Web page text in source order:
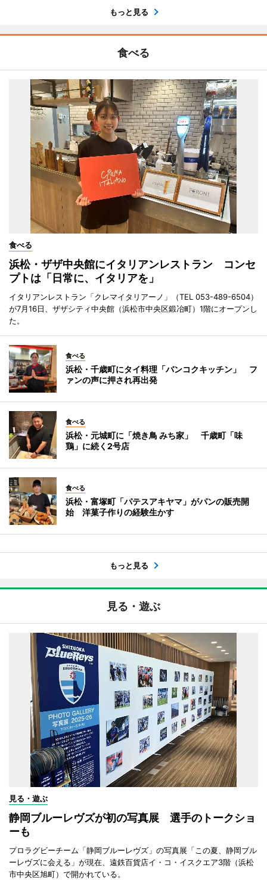
もっと見る
食べる
食べる
浜松・ザザ中央館にイタリアンレストラン コンセ
プトは「日常に、イタリアを」
イタリアンレストラン「クレマイタリアーノ」（TEL 053-489-6504）
が7月16日、ザザシティ中央館（浜松市中央区鍛冶町）1階にオープンし
た。
食べる
浜松・千歳町にタイ料理「バンコクキッチン」 フ
ァンの声に押され再出発
食べる
浜松・元城町に「焼き鳥 みち家」 千歳町「味
鶏」に続く2号店
食べる
浜松・富塚町「パテスアキヤマ」がパンの販売開
始 洋菓子作りの経験生かす
もっと見る
見る・遊ぶ
見る・遊ぶ
静岡ブルーレヴズが初の写真展 選手のトークショ
ーも
プロラグビーチーム「静岡ブルーレヴズ」の写真展「この夏、静岡ブル
ーレヴズに会える」が現在、遠鉄百貨店イ・コ・イスクエア3階（浜松
市中央区旭町）で開かれている。